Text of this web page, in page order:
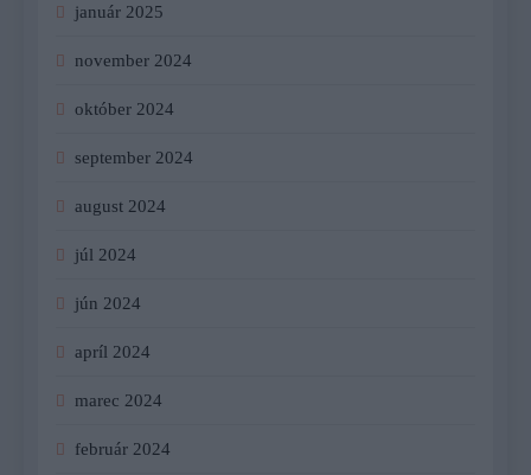
január 2025
november 2024
október 2024
september 2024
august 2024
júl 2024
jún 2024
apríl 2024
marec 2024
február 2024